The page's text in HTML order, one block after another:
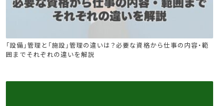
ビル管 電気工事士 危険物 消防設備士
「設備」管理と「施設」管理の違いは？必要な資格から仕事の内容・範
囲までそれぞれの違いを解説